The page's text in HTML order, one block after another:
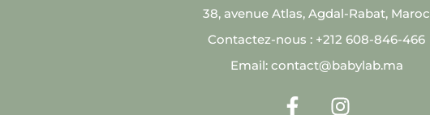
38, avenue Atlas, Agdal-Rabat, Maroc
Contactez-nous : +212 608-846-466
Email: contact@babylab.ma